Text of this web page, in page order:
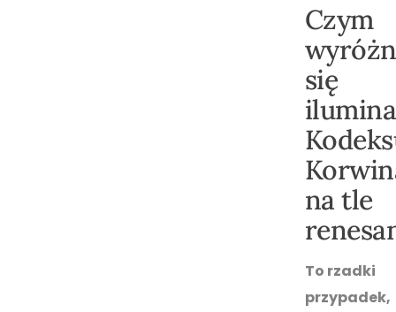
Czym
się
na tle
To rzadki
przypadek,